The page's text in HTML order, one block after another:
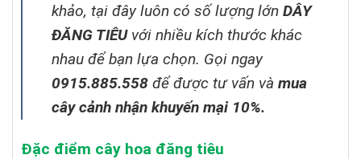
khảo, tại đây luôn có số lượng lớn DÂY
ĐĂNG TIÊUvới nhiều kích thước khác
nhau để bạn lựa chọn. Gọi ngay
0915.885.558 để được tư vấn và mua
cây cảnh nhận khuyến mại 10%.
Đặc điểm cây hoa đăng tiêu